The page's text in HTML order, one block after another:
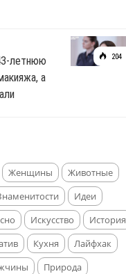
204
летнюю
а
Женщины
Животные
Идеи
Искусство
История
Кухня
Лайфхак
Природа